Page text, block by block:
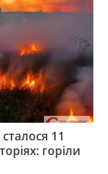
11
горіли